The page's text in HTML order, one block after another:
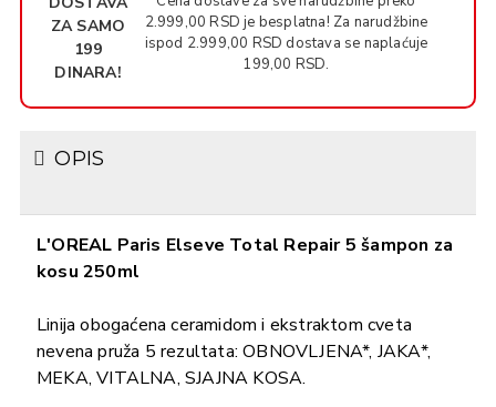
ZA SAMO
199
DINARA!
2.999,00 RSD je besplatna! Za narudžbine
ispod 2.999,00 RSD dostava se naplaćuje
199,00 RSD.
OPIS
L'OREAL Paris Elseve Total Repair 5 šampon za
kosu 250ml
Linija obogaćena ceramidom i ekstraktom cveta
nevena pruža 5 rezultata: OBNOVLJENA*, JAKA*,
MEKA, VITALNA, SJAJNA KOSA.